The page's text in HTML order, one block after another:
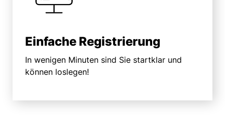
Einfache Registrierung
In wenigen Minuten sind Sie startklar und
können loslegen!